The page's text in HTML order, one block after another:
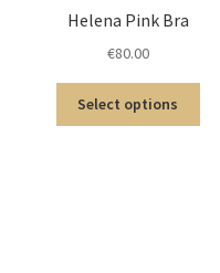
Helena Pink Bra
€80.00
Select options